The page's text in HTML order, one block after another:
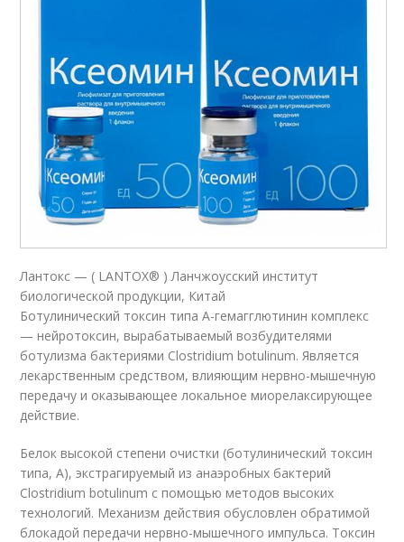
Лантокс — ( LANTOX® ) Ланчжоусский институт
биологической продукции, Китай
Ботулинический токсин типа A-гемагглютинин комплекс
— нейротоксин, вырабатываемый возбудителями
ботулизма бактериями Clostridium botulinum. Является
лекарственным средством, влияющим нервно-мышечную
передачу и оказывающее локальное миорелаксирующее
действие.
Белок высокой степени очистки (ботулинический токсин
типа, А), экстрагируемый из анаэробных бактерий
Clostridium botulinum с помощью методов высоких
технологий. Механизм действия обусловлен обратимой
блокадой передачи нервно-мышечного импульса. Токсин